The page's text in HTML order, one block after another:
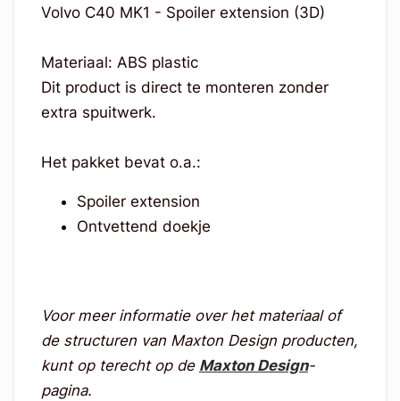
Volvo C40 MK1 - Spoiler extension (3D)
Materiaal: ABS plastic
Dit product is direct te monteren zonder
extra spuitwerk.
Het pakket bevat o.a.:
Spoiler extension
Ontvettend doekje
Voor meer informatie over het materiaal of
de structuren van Maxton Design producten,
kunt op terecht op de Maxton Design-
pagina.